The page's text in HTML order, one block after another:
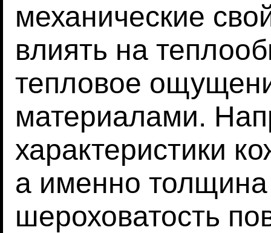
механические
влиять на
тепловое
материалами.
характеристики
а именно
шероховатость